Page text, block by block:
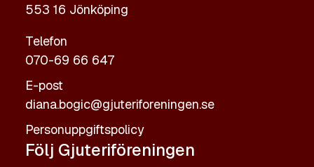
553 16 Jönköping
Telefon
070-69 66 647
E-post
diana.bogic@gjuteriforeningen.se
Personuppgiftspolicy
Följ Gjuteriföreningen